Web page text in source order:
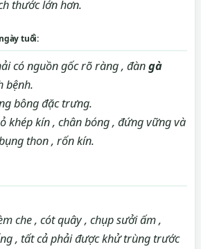
thước lớn hơn.
tuổi:
có nguồn gốc rõ ràng , đàngà
bệnh.
bông đặc trưng.
khép kín , chân bóng , đứng vững và
thon , rốn kín.
che , cót quây , chụp sưởi ấm ,
, tất cả phải được khử trùng trước